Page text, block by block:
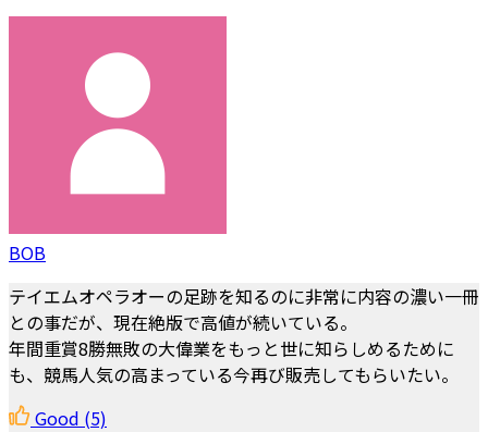
BOB
テイエムオペラオーの足跡を知るのに非常に内容の濃い一冊
との事だが、現在絶版で高値が続いている。
年間重賞8勝無敗の大偉業をもっと世に知らしめるために
も、競馬人気の高まっている今再び販売してもらいたい。
Good (5)